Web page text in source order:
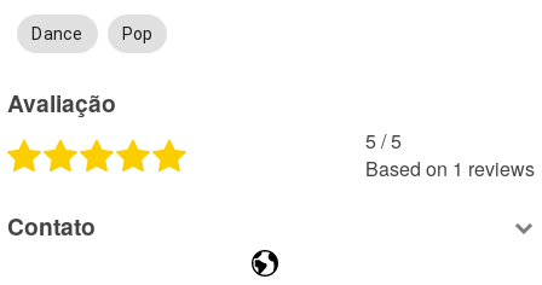
Dance Pop
Avaliação
5 /5
Based on 1 reviews
Contato